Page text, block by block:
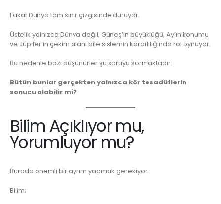
Fakat Dünya tam sınır çizgisinde duruyor.
Üstelik yalnızca Dünya değil; Güneş’in büyüklüğü, Ay’ın konumu
ve Jüpiter’in çekim alanı bile sistemin kararlılığında rol oynuyor.
Bu nedenle bazı düşünürler şu soruyu sormaktadır:
Bütün bunlar gerçekten yalnızca kör tesadüflerin
sonucu olabilir mi?
Bilim Açıklıyor mu,
Yorumluyor mu?
Burada önemli bir ayrım yapmak gerekiyor.
Bilim;